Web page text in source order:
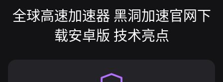
全球高速加速器 黑洞加速官网下
载安卓版 技术亮点